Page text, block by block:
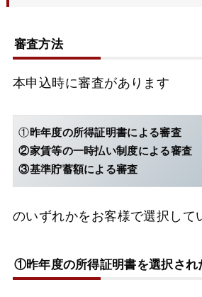
審査方法
本申込時に審査があります
①昨年度の所得証明書による審査
②家賃等の一時払い制度による審査
③基準貯蓄額による審査
のいずれかをお客様で選択して
①昨年度の所得証明書を選択され